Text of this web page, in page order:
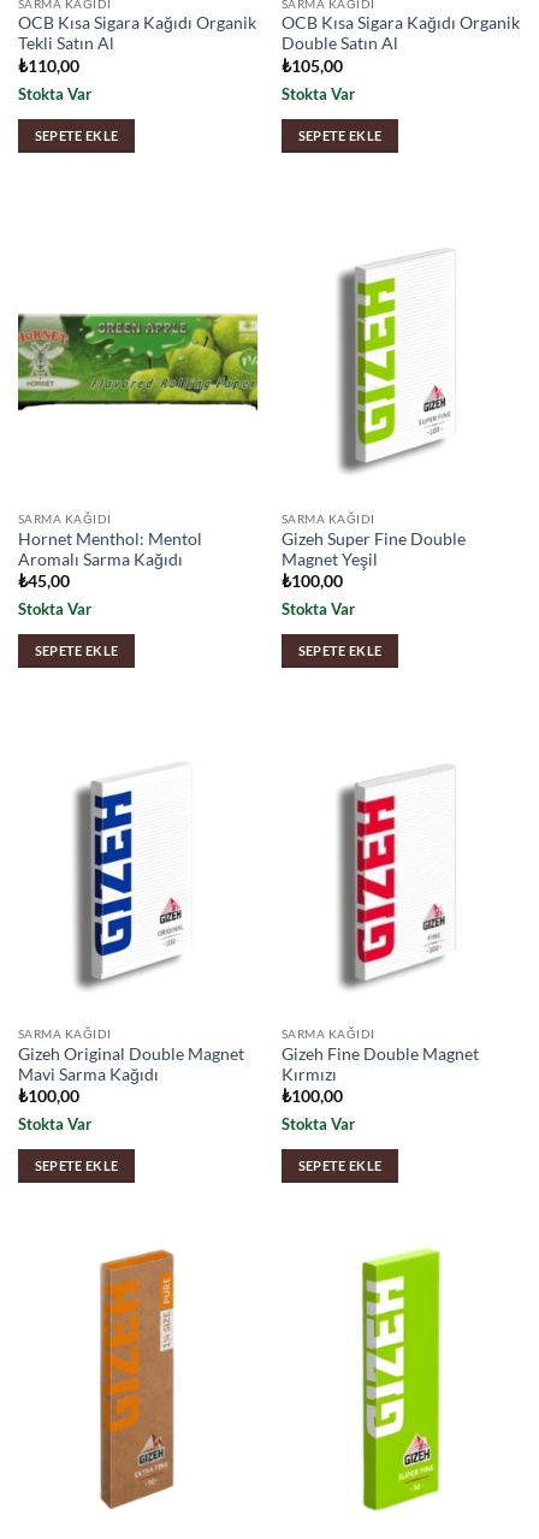
SARMA KAĞIDI
OCB Kısa Sigara Kağıdı Organik
Tekli Satın Al
₺110,00
Stokta Var
SEPETE EKLE
SARMA KAĞIDI
OCB Kısa Sigara Kağıdı Organik
Double Satın Al
₺105,00
Stokta Var
SEPETE EKLE
SARMA KAĞIDI
Hornet Menthol: Mentol
Aromalı Sarma Kağıdı
₺45,00
Stokta Var
SEPETE EKLE
SARMA KAĞIDI
Gizeh Super Fine Double
Magnet Yeşil
₺100,00
Stokta Var
SEPETE EKLE
SARMA KAĞIDI
Gizeh Original Double Magnet
Mavi Sarma Kağıdı
₺100,00
Stokta Var
SEPETE EKLE
SARMA KAĞIDI
Gizeh Fine Double Magnet
Kırmızı
₺100,00
Stokta Var
SEPETE EKLE